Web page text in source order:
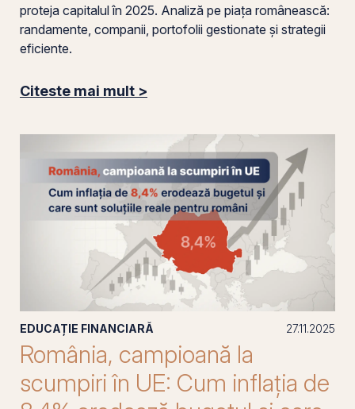
proteja capitalul în 2025. Analiză pe piața românească:
randamente, companii, portofolii gestionate și strategii
eficiente.
Citeste mai mult >
EDUCAȚIE FINANCIARĂ 27.11.2025
România, campioană la
scumpiri în UE: Cum inflația de